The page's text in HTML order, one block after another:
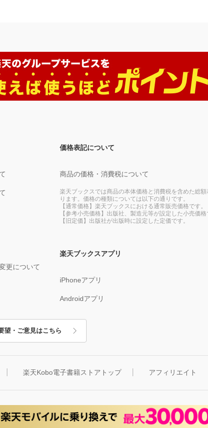
更について
価格表記について
商品の価格・消費税について
楽天ブックスでは商品の本体価格と消費税を含めた総額
ります。価格の種類については以下の通りです。
【通常価格】楽天ブックスにおける通常販売価格です。
【参考小売価格】出版社、製造元等が設定した小売価格
【旧定価】出版社が出版時に設定した定価です。
楽天ブックスアプリ
iPhoneアプリ
Androidアプリ
望・ご意見はこちら
楽天Kobo電子書籍ストアトップ アフィリエイト